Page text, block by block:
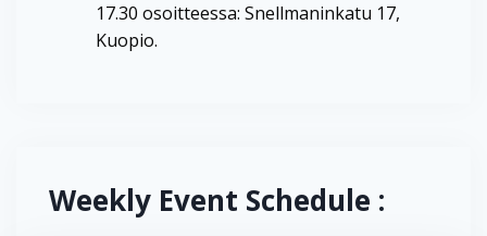
17.30 osoitteessa: Snellmaninkatu 17,
Kuopio.
Weekly Event Schedule :